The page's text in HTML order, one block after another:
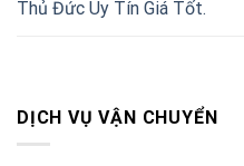
DỊCH VỤ VẬN CHUYỂN
Thủ Đức Uy Tín Giá Tốt.